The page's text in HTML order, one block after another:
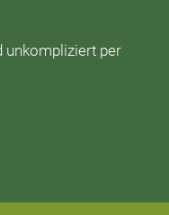
unkompliziert per